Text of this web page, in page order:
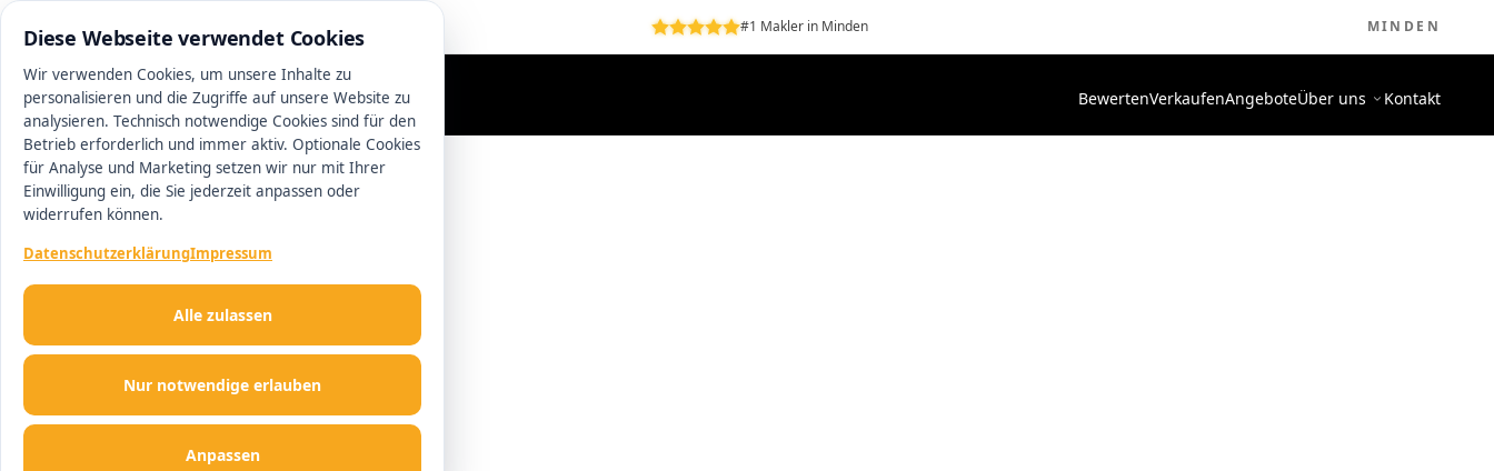
0511 13221100 #1 Makler in Minden MINDEN
BewertenVerkaufenAngeboteÜber uns Kontakt
Diese Webseite verwendet Cookies
Wir verwenden Cookies, um unsere Inhalte zu
personalisieren und die Zugriffe auf unsere Website zu
analysieren. Technisch notwendige Cookies sind für den
Betrieb erforderlich und immer aktiv. Optionale Cookies
für Analyse und Marketing setzen wir nur mit Ihrer
Einwilligung ein, die Sie jederzeit anpassen oder
widerrufen können.
DatenschutzerklärungImpressum
Nur notwendige erlauben
Anpassen
Alle zulassen